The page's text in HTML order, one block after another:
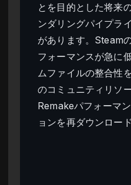
とを目的とした将来
ンダリングパイプラ
があります。Steam
フォーマンスが急に
ムファイルの整合性
のコミュニティリソ
Remakeパフォーマ
ョンを再ダウンロー